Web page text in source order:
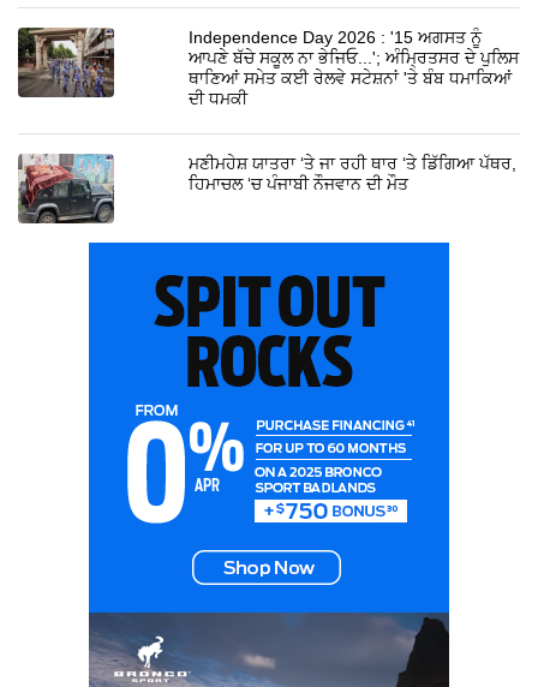
Independence Day 2026 : '15 ਅਗਸਤ ਨੂੰ
ਆਪਣੇ ਬੱਚੇ ਸਕੂਲ ਨਾ ਭੇਜਿਓ...'; ਅੰਮ੍ਰਿਤਸਰ ਦੇ ਪੁਲਿਸ
ਥਾਣਿਆਂ ਸਮੇਤ ਕਈ ਰੇਲਵੇ ਸਟੇਸ਼ਨਾਂ 'ਤੇ ਬੰਬ ਧਮਾਕਿਆਂ
ਦੀ ਧਮਕੀ
ਮਣੀਮਹੇਸ਼ ਯਾਤਰਾ ‘ਤੇ ਜਾ ਰਹੀ ਥਾਰ ‘ਤੇ ਡਿੱਗਿਆ ਪੱਥਰ,
ਹਿਮਾਚਲ ‘ਚ ਪੰਜਾਬੀ ਨੌਜਵਾਨ ਦੀ ਮੌਤ